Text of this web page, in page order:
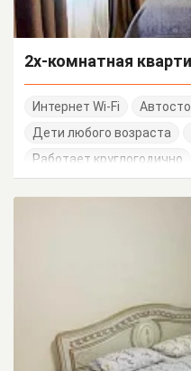
2х-комнатная
Интернет Wi-Fi
Дети любого возраста
Работает круглогодично